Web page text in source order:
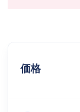
価格